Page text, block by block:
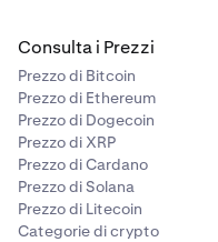
Consulta i Prezzi
Prezzo di Bitcoin
Prezzo di Ethereum
Prezzo di Dogecoin
Prezzo di XRP
Prezzo di Cardano
Prezzo di Solana
Prezzo di Litecoin
Categorie di crypto